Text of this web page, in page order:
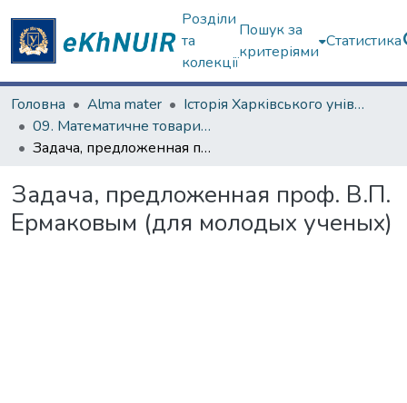
Розділи
та
колекції
Пошук за
критеріями
Статистика
Головна Alma mater
Історія Харківського університету
09. Математичне товариство (з 1879 р.)
Задача, предложенная проф. В.П. Ермаковым (для молодых ученых)
Задача, предложенная проф. В.П.
Ермаковым (для молодых ученых)